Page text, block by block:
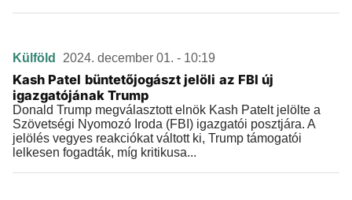
Külföld 2024. december 01. - 10:19
Kash Patel büntetőjogászt jelöli az FBI új
igazgatójának Trump
Donald Trump megválasztott elnök Kash Patelt jelölte a
Szövetségi Nyomozó Iroda (FBI) igazgatói posztjára. A
jelölés vegyes reakciókat váltott ki, Trump támogatói
lelkesen fogadták, míg kritikusa...